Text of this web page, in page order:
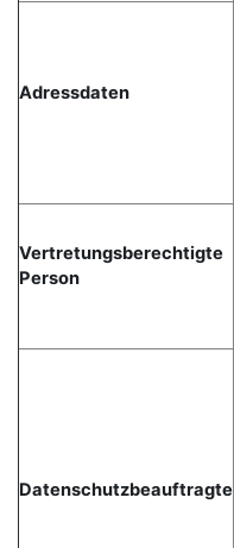
Adressdaten
Vertretungsberechtigte
Person
Datenschutzbeauftragte